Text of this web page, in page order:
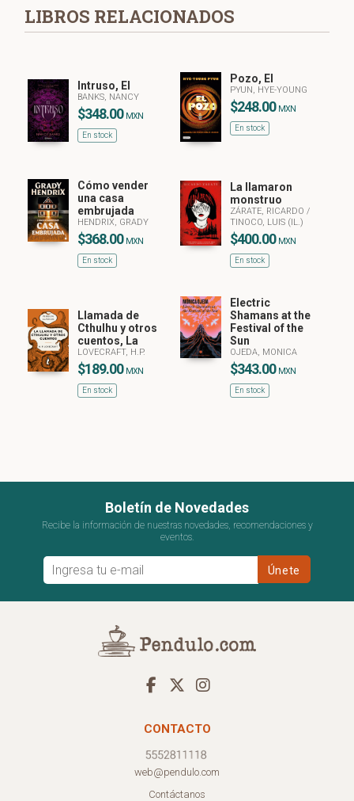
LIBROS RELACIONADOS
Intruso, El
BANKS, NANCY
$348.00 MXN
En stock
Pozo, El
PYUN, HYE-YOUNG
$248.00 MXN
En stock
Cómo vender
una casa
embrujada
HENDRIX, GRADY
$368.00 MXN
En stock
La llamaron
monstruo
ZÁRATE, RICARDO/
TINOCO, LUIS (IL.)
$400.00 MXN
En stock
Llamada de
Cthulhu y otros
cuentos, La
LOVECRAFT, H.P.
$189.00 MXN
En stock
Electric
Shamans at the
Festival of the
Sun
OJEDA, MONICA
$343.00 MXN
En stock
Boletín de Novedades
Recibe la información de nuestras novedades, recomendaciones y
eventos.
CONTACTO
web@pendulo.com
Contáctanos